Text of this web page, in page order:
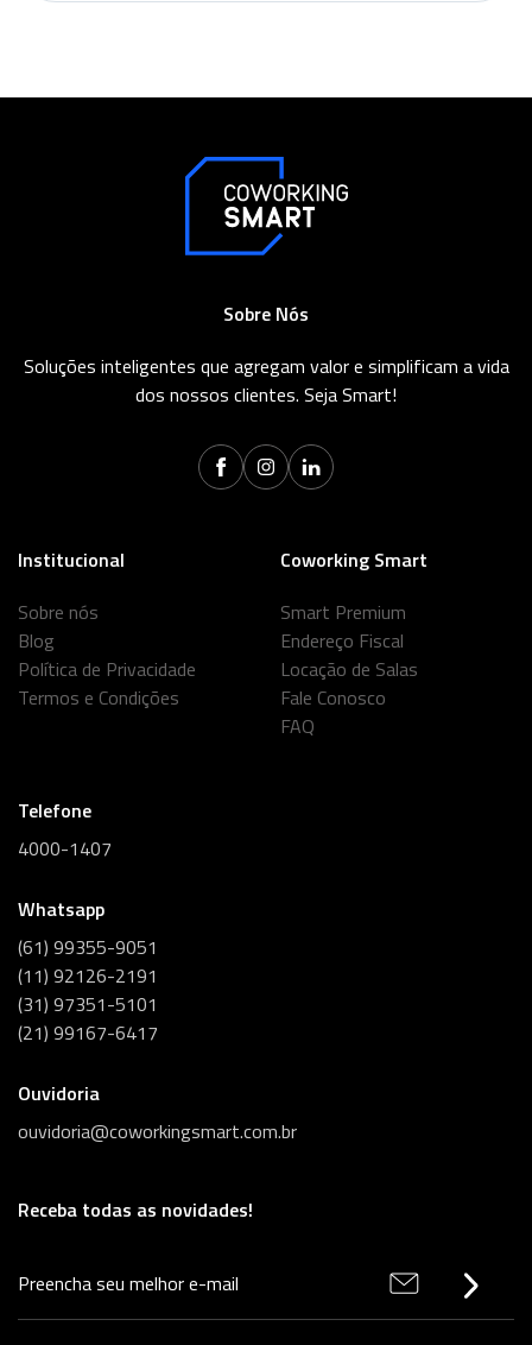
Sobre Nós
Soluções inteligentes que agregam valor e simplificam a vida
dos nossos clientes. Seja Smart!
Institucional
Sobre nós
Blog
Política de Privacidade
Termos e Condições
Coworking Smart
Smart Premium
Endereço Fiscal
Locação de Salas
Fale Conosco
FAQ
Telefone
4000-1407
Whatsapp
(61) 99355-9051
(11) 92126-2191
(31) 97351-5101
(21) 99167-6417
Ouvidoria
ouvidoria@coworkingsmart.com.br
Receba todas as novidades!